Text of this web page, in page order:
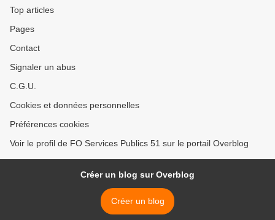
Top articles
Pages
Contact
Signaler un abus
C.G.U.
Cookies et données personnelles
Préférences cookies
Voir le profil de FO Services Publics 51 sur le portail Overblog
Créer un blog sur Overblog
Créer un blog